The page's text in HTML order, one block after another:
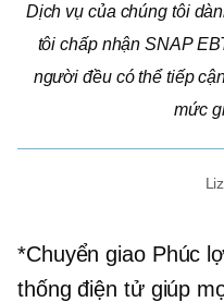
Dịch vụ của chúng tôi
tôi chấp nhận SNAP
người đều có thể tiếp
mức
*Chuyển giao Phúc
thống điện tử giúp